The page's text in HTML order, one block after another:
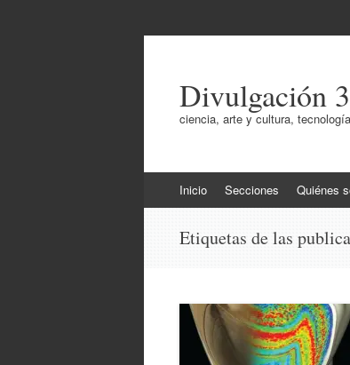
Divulgación
ciencia, arte y cultura,
al
Inicio Secciones Quiénes
Etiquetas de las